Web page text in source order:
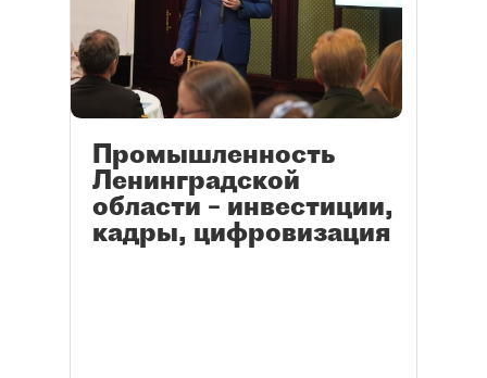
Промышленность
Ленинградской
области – инвестиции,
кадры, цифровизация